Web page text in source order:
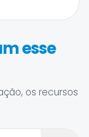
esse
os recursos